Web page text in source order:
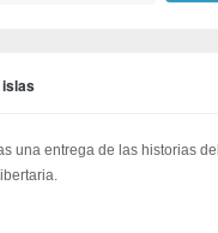
islas
una entrega de las historias